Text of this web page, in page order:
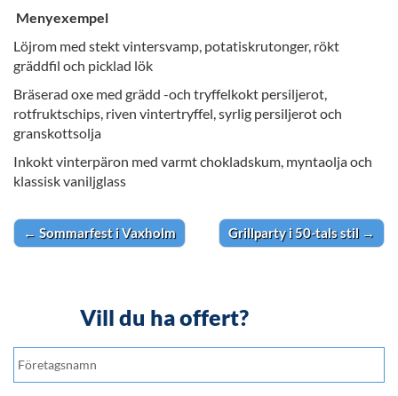
Menyexempel
Löjrom med stekt vintersvamp, potatiskrutonger, rökt
gräddfil och picklad lök
Bräserad oxe med grädd -och tryffelkokt persiljerot,
rotfruktschips, riven vintertryffel, syrlig persiljerot och
granskottsolja
Inkokt vinterpäron med varmt chokladskum, myntaolja och
klassisk vaniljglass
Post navigation
← Sommarfest i Vaxholm Grillparty i 50-tals stil →
Vill du ha offert?